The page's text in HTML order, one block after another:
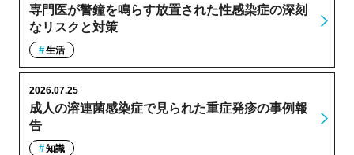
専門医が警鐘を鳴らす放置された性感染症の深刻
なリスクと対策
生活
成人の溶連菌感染症で見られた重症発疹の事例報
告
2026.07.25
知識